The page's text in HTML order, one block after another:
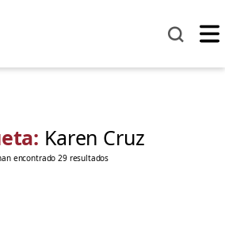
Karen Cruz
encontrado 29 resultados